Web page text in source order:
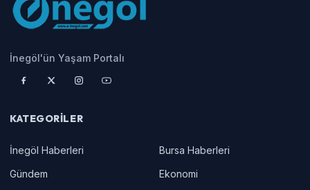
İnegöl'ün Yaşam Portalı
KATEGORILER
İnegöl Haberleri
Bursa Haberleri
Gündem
Ekonomi